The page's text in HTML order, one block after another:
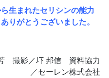
生まれたセリシンの能力
りがとうございました。
撮影／圷 邦信 資料協力
／セーレン株式会社